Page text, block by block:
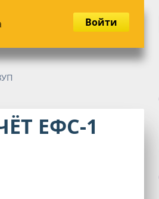
Войти
ЕФС-1